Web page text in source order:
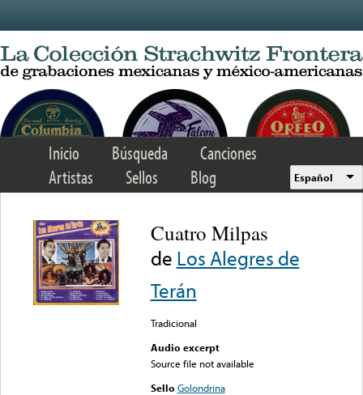
Inicio Búsqueda
Canciones
Artistas
Sellos Blog Español
Cuatro Milpas
de Los Alegres de
Terán
Tradicional
Audio excerpt
Source file not available
Sello Golondrina